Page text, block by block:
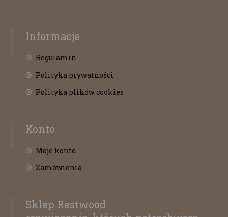
Informacje
Regulamin
Polityka prywatności
Polityka plików cookies
Konto
Moje konto
Zamówienia
Sklep Restwood